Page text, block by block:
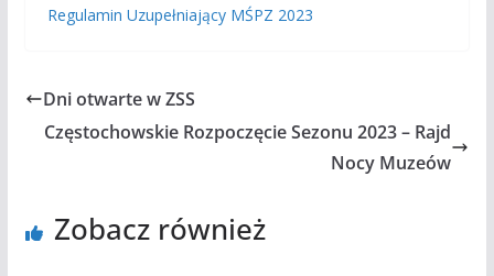
Regulamin Uzupełniający MŚPZ 2023
Dni otwarte w ZSS
Częstochowskie Rozpoczęcie Sezonu 2023 – Rajd
Nocy Muzeów
Zobacz również